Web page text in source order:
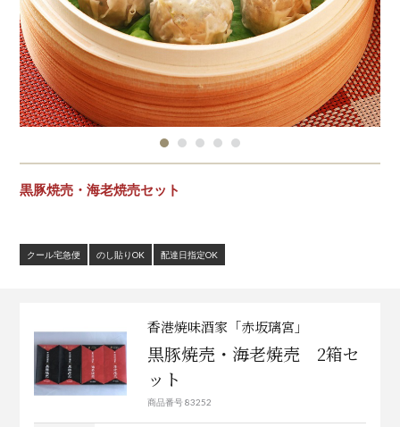
黒豚焼売・海老焼売セット
クール宅急便 のし貼りOK 配達日指定OK
香港焼味酒家「赤坂璃宮」
黒豚焼売・海老焼売 2箱セ
ット
商品番号 83252